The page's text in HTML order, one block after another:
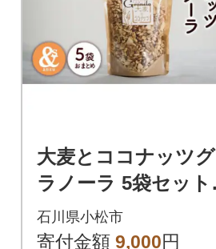
大麦とココナッツグ
ラノーラ 5袋セット
小松市産大麦 国産シ
リアル
石川県小松市
寄付金額 9,000円